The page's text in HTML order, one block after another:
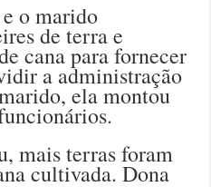
o marido
de terra e
cana para fornecer
a administração
ela montou
mais terras foram
cultivada. Dona